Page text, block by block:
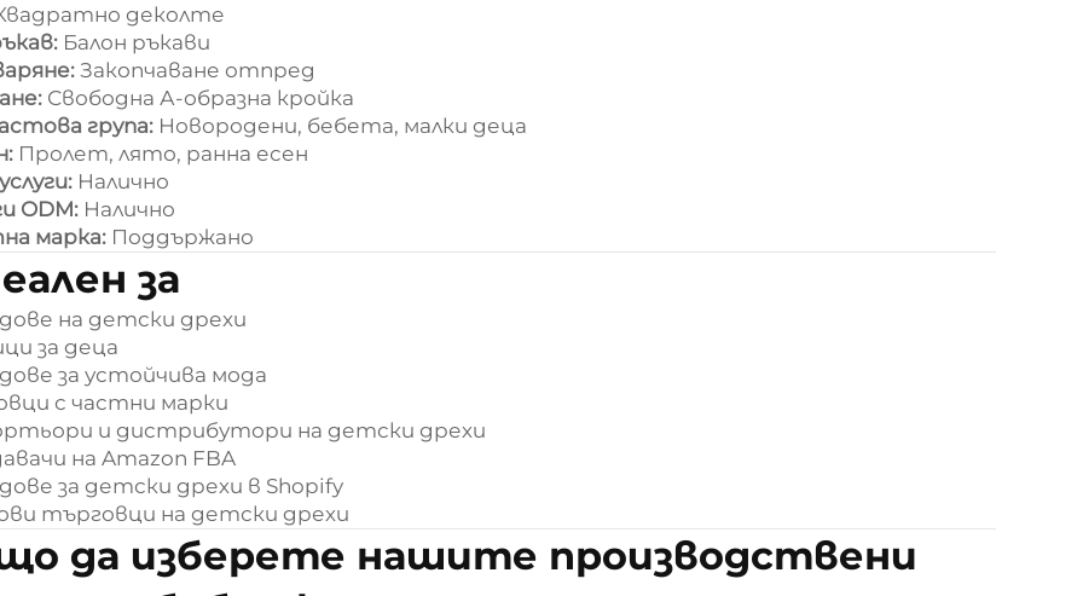
деколте
Балон ръкави
Закопчаване отпред
Свободна А-образна кройка
група: Новородени, бебета, малки деца
Пролет, лято, ранна есен
Налично
ODM: Налично
марка: Поддържано
за
на детски дрехи
за деца
за устойчива мода
с частни марки
и дистрибутори на детски дрехи
на Amazon FBA
за детски дрехи в Shopify
търговци на детски дрехи
да изберете нашите производствени